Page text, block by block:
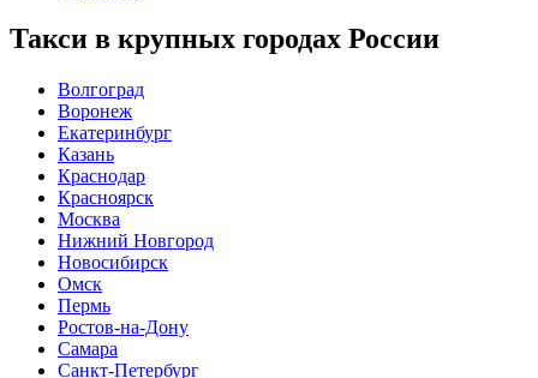
Такси в крупных городах России
Волгоград
Воронеж
Екатеринбург
Казань
Краснодар
Красноярск
Москва
Нижний Новгород
Новосибирск
Омск
Пермь
Ростов-на-Дону
Самара
Санкт-Петербург